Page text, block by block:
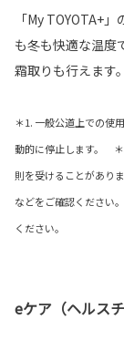
「My TOYOTA+
も冬も快適な温度
霜取りも行えます。
＊1. 一般公道上での使
動的に停止します。
則を受けることがあり
などをご確認ください
ください。
eケア（ヘルス